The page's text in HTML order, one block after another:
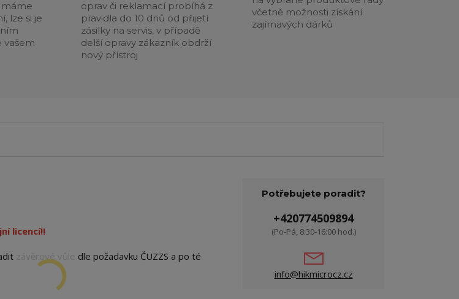
lze si je
vašem
oprav či reklamací probíhá z
pravidla do 10 dnů od přijetí
zásilky na servis, v případě
delší opravy zákazník obdrží
nový přístroj
včetně možnosti získání
zajímavých dárků
licencí!!
závěrové vůle dle požadavku ČUZZS a po té
Potřebujete poradit?
+420774509894
(Po-Pá, 8:30-16:00 hod.)
info@hikmicrocz.cz